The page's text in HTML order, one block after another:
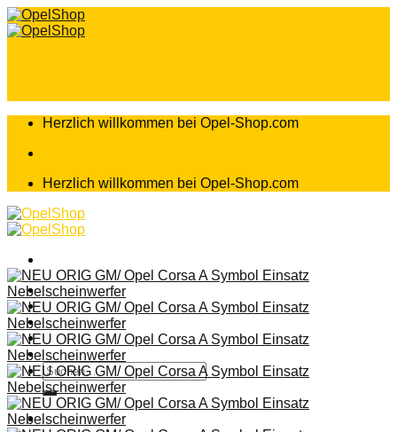
Zum
Inhalt
Herzlich willkommen bei Opel-Shop.com
Herzlich willkommen bei Opel-Shop.com
Home
Shop
Teileanfrage
Teileliste
Suchen
nach:
Anmelden